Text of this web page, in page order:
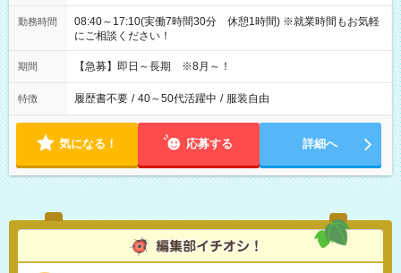
勤務時間
08:40～17:10(実働7時間30分 休憩1時間) ※就業時間もお気軽
にご相談ください！
期間 【急募】即日～長期 ※8月～！
特徴 履歴書不要 / 40～50代活躍中 / 服装自由
気になる！ 応募する 詳細へ